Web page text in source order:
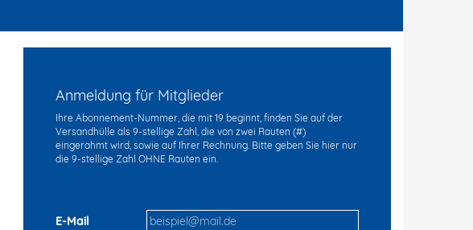
Anmeldung für Mitglieder
Ihre Abonnement-Nummer, die mit 19 beginnt, finden Sie auf der
Versandhülle als 9-stellige Zahl, die von zwei Rauten (#)
eingerahmt wird, sowie auf Ihrer Rechnung. Bitte geben Sie hier nur
die 9-stellige Zahl OHNE Rauten ein.
E-Mail